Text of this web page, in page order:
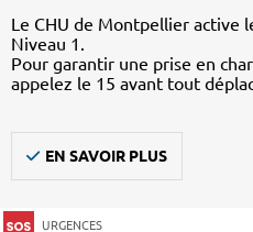
Le CHU de Montpellier active
Niveau 1.
Pour garantir une prise en
appelez le 15 avant tout
EN SAVOIR PLUS
URGENCES